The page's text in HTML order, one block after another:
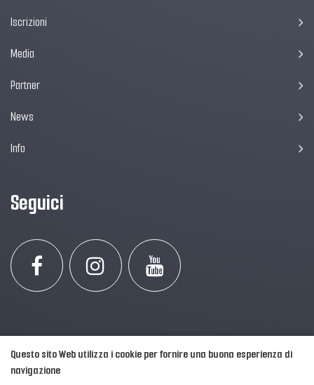
Iscrizioni
Media
Partner
News
Info
Seguici
Questo sito Web utilizza i cookie per fornire una buona esperienza di
navigazione